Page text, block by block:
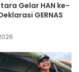
Gelar HAN ke-
GERNAS